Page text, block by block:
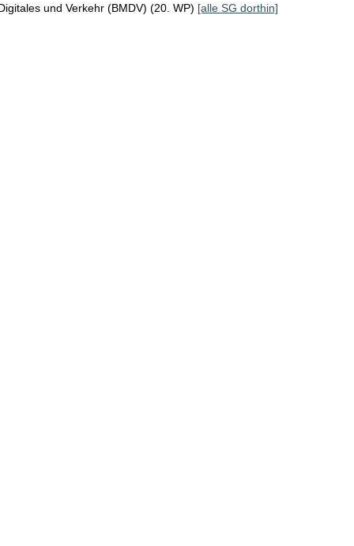
und Verkehr (BMDV) (20. WP) [alle SG dorthin]